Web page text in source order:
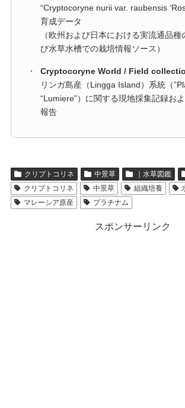
“Cryptocoryne nurii var. raubensis
育成データ
（欧州および日本における実流通品種
び水草水槽での栽培情報ソース）
・
Cryptocoryne World / Field
リンガ島産（Lingga Island）系統（
“Lumiere”）に関する現地採集記録お
報告
クリプトコリネ 中景草 ｜水草図鑑
クリプトコリネ
中景草 組織培養
マレーシア原産
プラチナム
スポンサーリンク